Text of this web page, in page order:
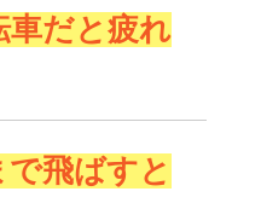
車だと疲れ
飛ばすと